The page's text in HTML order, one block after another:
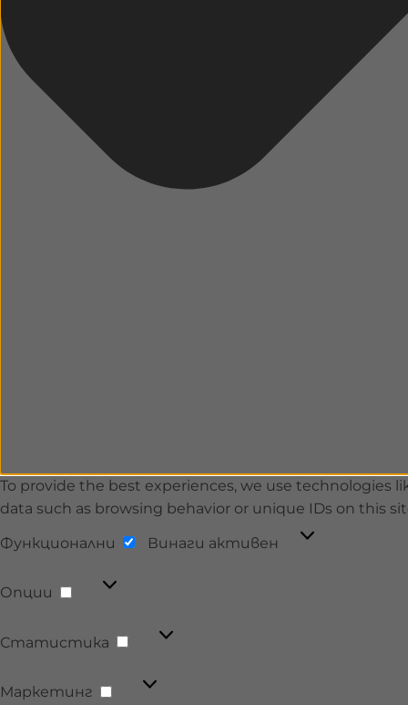
To provide the best experiences, we use technologies
data such as browsing behavior or unique IDs on this
Функционални Винаги активен
Опции
Опции
Статистика
Статистика
Маркетинг
Маркетинг